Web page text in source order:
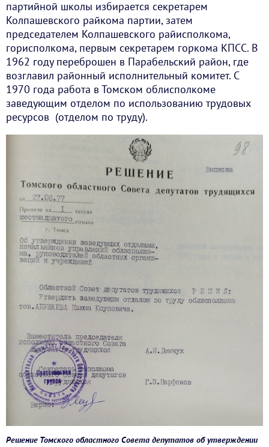
партийной школы избирается секретарем
Колпашевского райкома партии, затем
председателем Колпашевского райисполкома,
горисполкома, первым секретарем горкома КПСС. В
1962 году переброшен в Парабельский район, где
возглавил районный исполнительный комитет. С
1970 года работа в Томском облисполкоме
заведующим отделом по использованию трудовых
ресурсов (отделом по труду).
Решение Томского областного Совета депутатов об утверждении